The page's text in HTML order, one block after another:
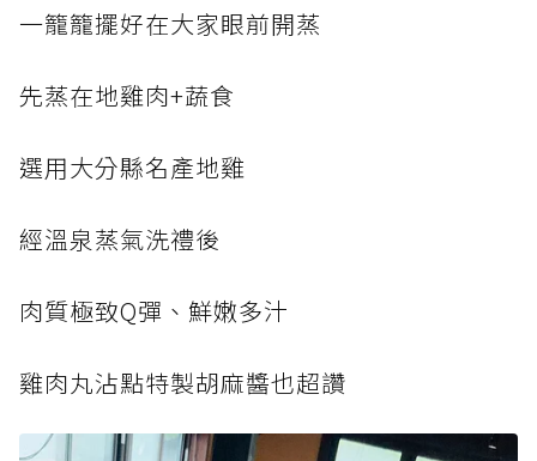
一籠籠擺好在大家眼前開蒸
先蒸在地雞肉+蔬食
選用大分縣名產地雞
經溫泉蒸氣洗禮後
肉質極致Q彈、鮮嫩多汁
雞肉丸沾點特製胡麻醬也超讚